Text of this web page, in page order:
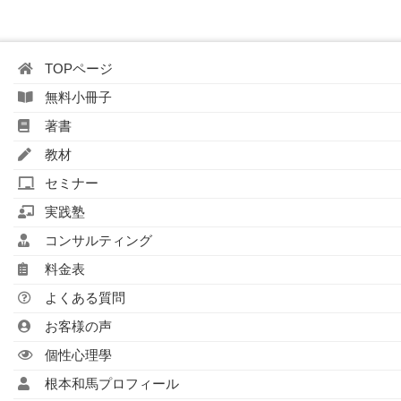
TOPページ
無料小冊子
著書
教材
セミナー
実践塾
コンサルティング
料金表
よくある質問
お客様の声
個性心理學
根本和馬プロフィール